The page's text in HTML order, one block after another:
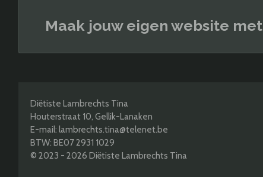
Maak jouw eigen website met
Diëtiste Lambrechts Tina
Houterstraat 10, Gellik-Lanaken
E-mail: lambrechts.tina@telenet.be
BTW: BE07 2931 1029
© 2023 - 2026 Diëtiste Lambrechts Tina